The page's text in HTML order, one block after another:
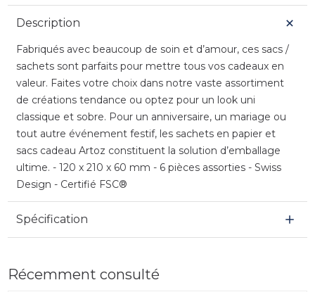
Description
Fabriqués avec beaucoup de soin et d’amour, ces sacs /
sachets sont parfaits pour mettre tous vos cadeaux en
valeur. Faites votre choix dans notre vaste assortiment
de créations tendance ou optez pour un look uni
classique et sobre. Pour un anniversaire, un mariage ou
tout autre événement festif, les sachets en papier et
sacs cadeau Artoz constituent la solution d’emballage
ultime. - 120 x 210 x 60 mm - 6 pièces assorties - Swiss
Design - Certifié FSC®
Spécification
Récemment consulté